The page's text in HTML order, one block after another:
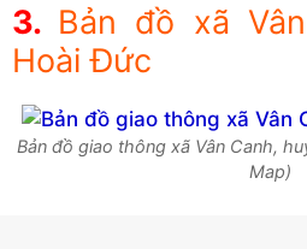
Bản đồ xã
Hoài Đức
Bản đồ giao thông xã Vân Canh,
Map)